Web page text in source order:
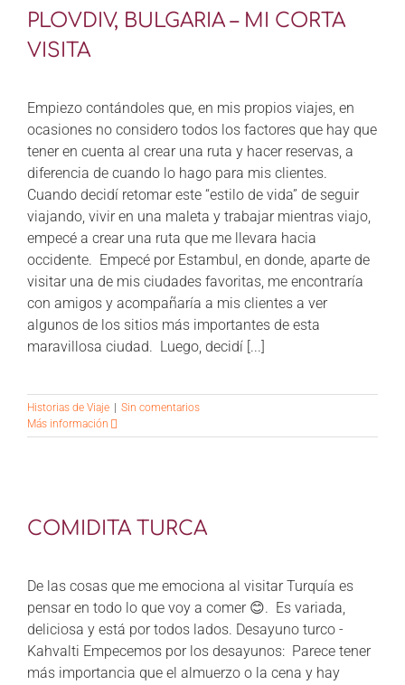
PLOVDIV, BULGARIA – MI CORTA
VISITA
Empiezo contándoles que, en mis propios viajes, en
ocasiones no considero todos los factores que hay que
tener en cuenta al crear una ruta y hacer reservas, a
diferencia de cuando lo hago para mis clientes.
Cuando decidí retomar este “estilo de vida” de seguir
viajando, vivir en una maleta y trabajar mientras viajo,
empecé a crear una ruta que me llevara hacia
occidente. Empecé por Estambul, en donde, aparte de
visitar una de mis ciudades favoritas, me encontraría
con amigos y acompañaría a mis clientes a ver
algunos de los sitios más importantes de esta
maravillosa ciudad. Luego, decidí [...]
Historias de Viaje
Sin comentarios
Más información
COMIDITA TURCA
De las cosas que me emociona al visitar Turquía es
pensar en todo lo que voy a comer 😊. Es variada,
deliciosa y está por todos lados. Desayuno turco -
Kahvalti Empecemos por los desayunos: Parece tener
más importancia que el almuerzo o la cena y hay